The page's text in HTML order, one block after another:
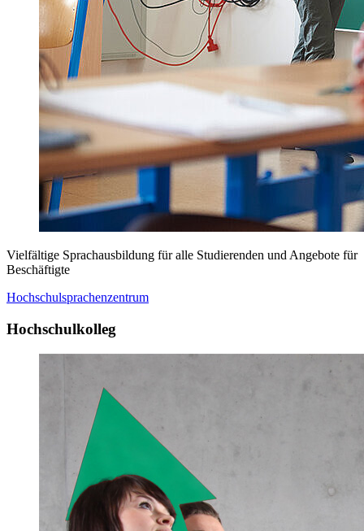
Vielfältige Sprachausbildung für alle Studierenden und Angebote für
Beschäftigte
Hochschulsprachenzentrum
Hochschulkolleg